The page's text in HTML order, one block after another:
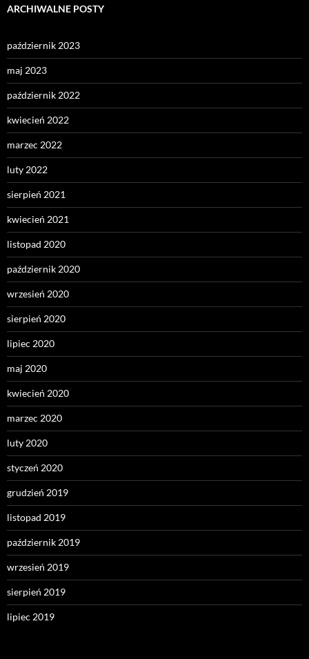
ARCHIWALNE POSTY
październik 2023
maj 2023
październik 2022
kwiecień 2022
marzec 2022
luty 2022
sierpień 2021
kwiecień 2021
listopad 2020
październik 2020
wrzesień 2020
sierpień 2020
lipiec 2020
maj 2020
kwiecień 2020
marzec 2020
luty 2020
styczeń 2020
grudzień 2019
listopad 2019
październik 2019
wrzesień 2019
sierpień 2019
lipiec 2019